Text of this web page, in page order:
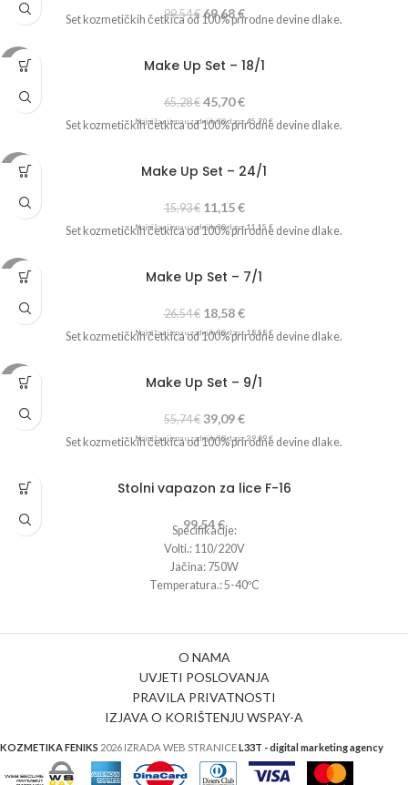
99,54€ 69,68€
Set kozmetičkih četkica od 100% prirodne devine dlake.
-30% Make Up Set – 18/1
65,28€ 45,70€
Najniža cijena u zadnjih 30 dana:45,70 €
Set kozmetičkih četkica od 100% prirodne devine dlake.
-30% Make Up Set – 24/1
15,93€ 11,15€
Najniža cijena u zadnjih 30 dana:11,15 €
Set kozmetičkih četkica od 100% prirodne devine dlake.
-30% Make Up Set – 7/1
26,54€ 18,58€
Najniža cijena u zadnjih 30 dana:18,58 €
Set kozmetičkih četkica od 100% prirodne devine dlake.
-30% Make Up Set – 9/1
55,74€ 39,09€
Najniža cijena u zadnjih 30 dana:39,09 €
Set kozmetičkih četkica od 100% prirodne devine dlake.
Stolni vapazon za lice F-16
99,54€
Specifikacije:
Volti.: 110/220V
Jačina: 750W
Temperatura.: 5-40ºC
O NAMA
UVJETI POSLOVANJA
PRAVILA PRIVATNOSTI
IZJAVA O KORIŠTENJU WSPAY-A
KOZMETIKA FENIKS 2026 IZRADA WEB STRANICEL33T - digital marketing agency